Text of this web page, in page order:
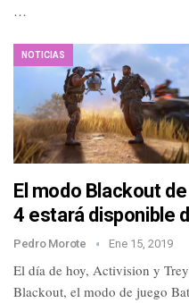
…
NOTICIAS
El modo Blackout
4 estará disponible
Pedro Morote Ene 15, 2019
El día de hoy, Activision y
Blackout, el modo de juego